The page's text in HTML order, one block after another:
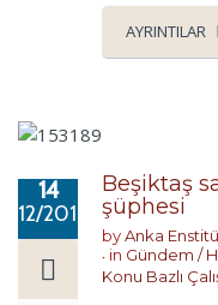
AYRINTILAR
14
12/2016
Beşiktaş
şüphesi
byAnka
in Gündem /
Konu Bazlı